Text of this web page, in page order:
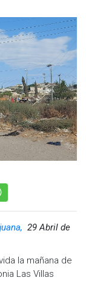
29 Abril de
la mañana de
Las Villas